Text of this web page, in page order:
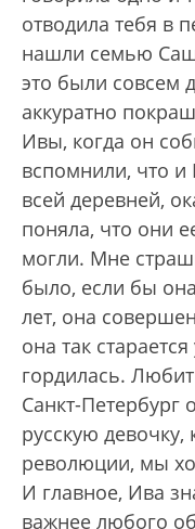
отводила тебя в
нашли семью
это были совсем
аккуратно
Ивы, когда он
вспомнили, что и
всей деревней,
поняла, что они
могли. Мне
было, если бы
лет, она
она так
гордилась.
Санкт-Петербург
русскую
революции, мы
И главное, Ива
важнее любого